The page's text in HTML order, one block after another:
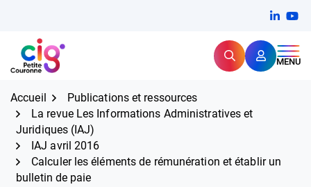
contenu
CIG Petite Couronne RechercherMENU
Expertise et proximité pour
Accueil
Publications et ressources
La revue Les Informations Administratives et
Juridiques (IAJ)
IAJ avril 2016
Calculer les éléments de rémunération et établir un
bulletin de paie